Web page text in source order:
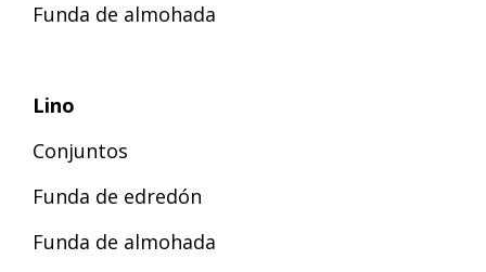
Funda de almohada
Lino
Conjuntos
Funda de edredón
Funda de almohada